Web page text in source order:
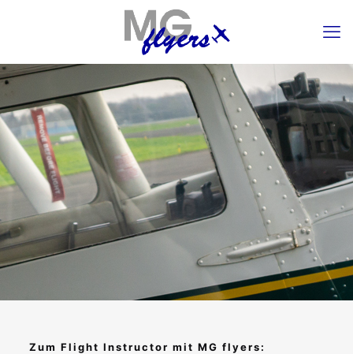
Zum Flight Instructor mit MG flyers: